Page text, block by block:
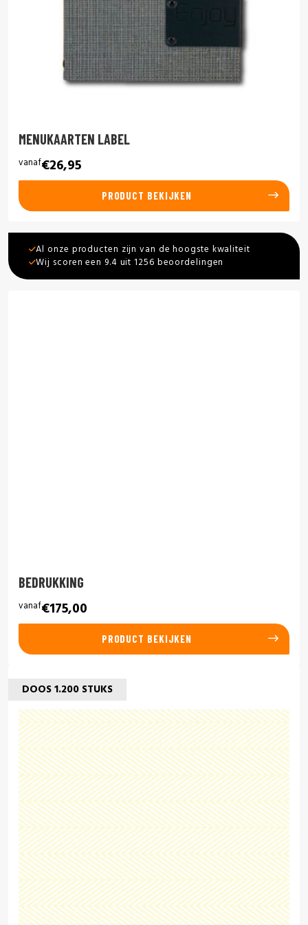
MENUKAARTEN LABEL
vanaf€26,95
PRODUCT BEKIJKEN
Al onze producten zijn van de hoogste kwaliteit
Wij scoren een 9.4 uit 1256 beoordelingen
BEDRUKKING
vanaf€175,00
PRODUCT BEKIJKEN
DOOS 1.200 STUKS